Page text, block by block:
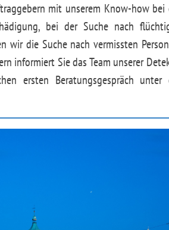
mit unserem Know-how bei
bei der Suche nach
wir die Suche nach vermissten
informiert Sie das Team unserer
ersten Beratungsgespräch unter